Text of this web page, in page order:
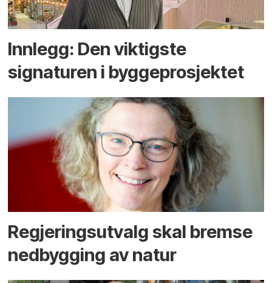
Innlegg: Den viktigste
signaturen i bygge­­prosjektet
Regjerings­utvalg skal bremse
ned­bygging av natur